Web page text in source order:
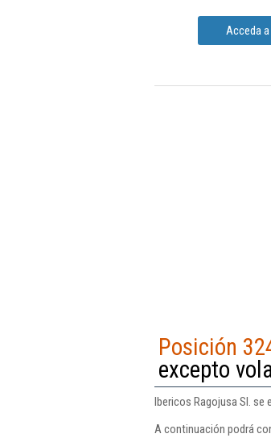
Acceda
Posición
excepto
Ibericos Ragojusa Sl. se
A continuación podrá